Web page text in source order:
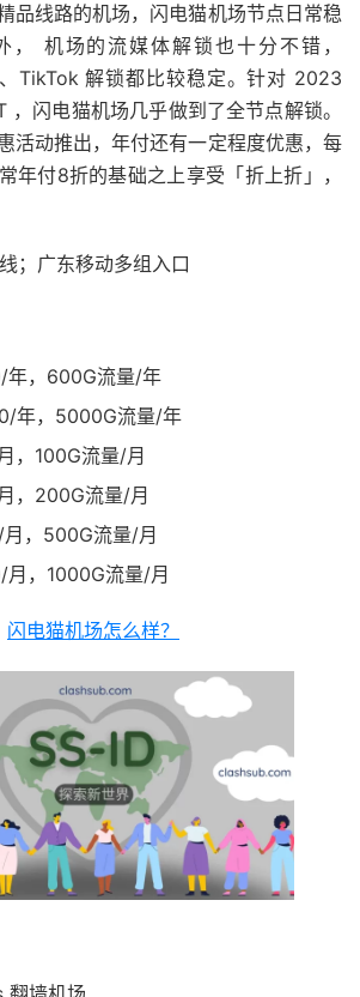
品线路的机场，闪电猫机场节点日常稳
， 机场的流媒体解锁也十分不错，
TikTok 解锁都比较稳定。针对 2023
闪电猫机场几乎做到了全节点解锁。
活动推出，年付还有一定程度优惠，每
年付8折的基础之上享受「折上折」，
；广东移动多组入口
年，600G流量/年
年，5000G流量/年
，100G流量/月
，200G流量/月
，500G流量/月
，1000G流量/月
闪电猫机场怎么样？